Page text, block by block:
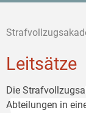
Leitsätze
Die
Abteilungen in